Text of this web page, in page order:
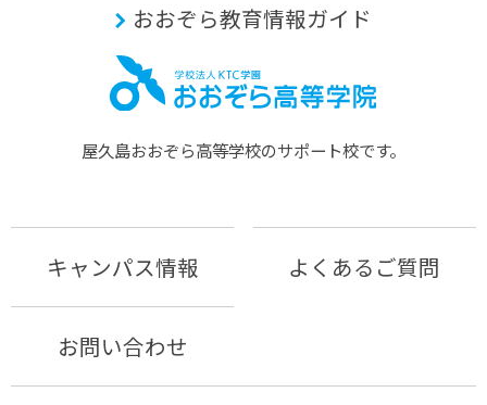
おおぞら教育情報ガイド
屋久島おおぞら⾼等学校のサポート校です。
キャンパス情報 よくあるご質問
お問い合わせ